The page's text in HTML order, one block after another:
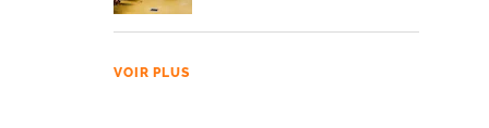
VOIR PLUS